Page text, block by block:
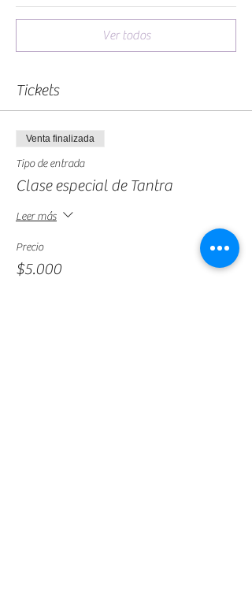
Ver todos
Tickets
Venta finalizada
Tipo de entrada
Clase especial de Tantra
Leer más
Precio
$5.000